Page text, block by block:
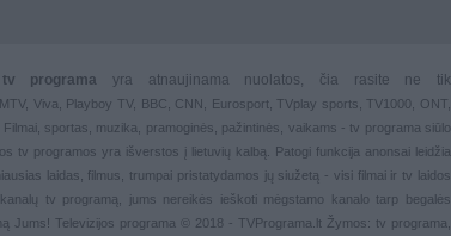
tv programa
yra atnaujinama nuolatos, čia rasite ne tik
Viva, Playboy TV, BBC, CNN, Eurosport, TVplay sports , TV1000, ONT,
Filmai, sportas muzika pramoginės pažintinės vaikams - tv programa siūlo
tv programos yra išverstos į lietuvių kalbą. Patogi funkcija anonsai leidžia
laidas, filmus, trumpai pristatydamos jų siužetą - visi filmai ir tv laidos
tv programą, jums nereikės ieškoti mėgstamo kanalo tarp begalės
Jums! Televizijos programa © 2018 - TVPrograma.lt Žymos: tv programa,